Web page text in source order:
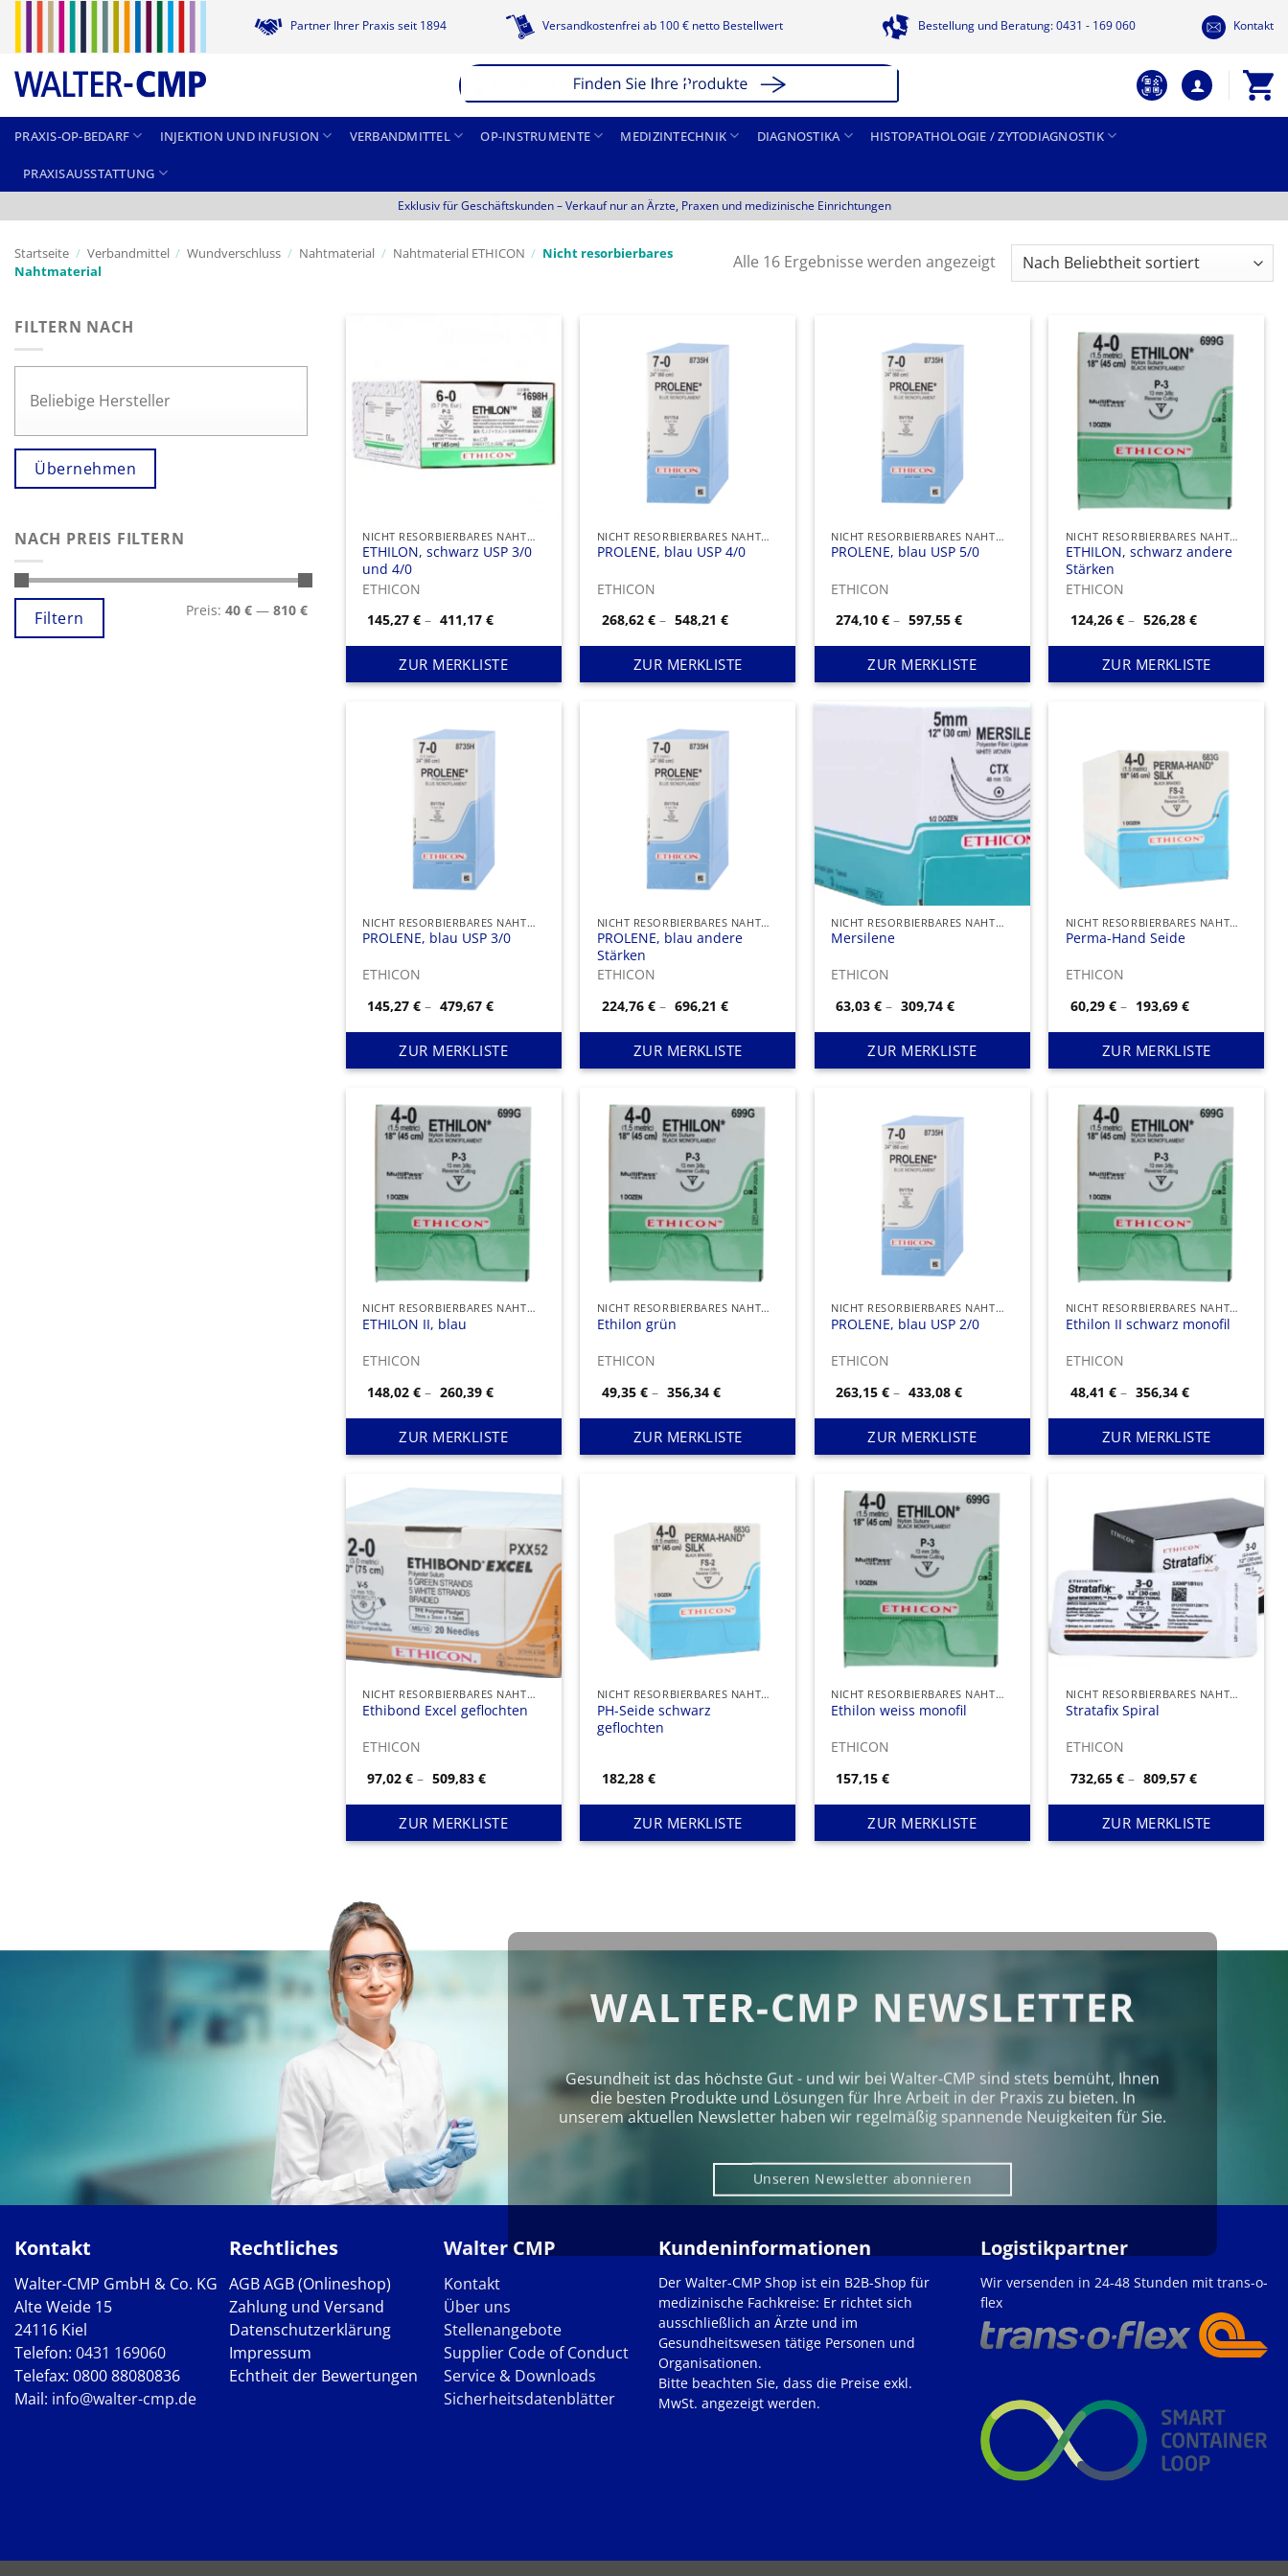
springen
Partner Ihrer Praxis seit 1894 Versandkostenfrei ab 100 € netto Bestellwert Bestellung und Beratung: 0431 - 169 060 Kontakt
PRAXIS-OP-BEDARF INJEKTION UND INFUSION VERBANDMITTEL OP-INSTRUMENTE MEDIZINTECHNIK DIAGNOSTIKA HISTOPATHOLOGIE / ZYTODIAGNOSTIK
PRAXISAUSSTATTUNG
Exklusiv für Geschäftskunden –Verkauf nur an Ärzte, Praxen und medizinische Einrichtungen
Startseite / Verbandmittel / Wundverschluss / Nahtmaterial / Nahtmaterial ETHICON / Nicht resorbierbares
Nahtmaterial
Alle 16 Ergebnisse werden angezeigtNach
Beliebtheit
FILTERN NACH
Übernehmen
NACH PREIS FILTERN
Min.
Preis
Max.
PreisFiltern Preis: 40 € — 810 €
NICHT RESORBIERBARES NAHTMATERIAL
ETHILON, schwarz USP 3/0
und 4/0
ETHICON
145,27€ – 411,17€Preisspanne:
bis
411,17 €
ZUR MERKLISTE
NICHT RESORBIERBARES NAHTMATERIAL
PROLENE, blau USP 4/0
ETHICON
268,62 € – 548,21 €Preisspanne:
bis
548,21 €
ZUR MERKLISTE
NICHT RESORBIERBARES NAHTMATERIAL
PROLENE, blau USP 5/0
ETHICON
274,10€ – 597,55€Preisspanne:
bis
597,55 €
ZUR MERKLISTE
NICHT RESORBIERBARES NAHTMATERIAL
ETHILON, schwarz andere
Stärken
ETHICON
124,26 € – 526,28 €Preisspanne:
bis
526,28 €
ZUR MERKLISTE
NICHT RESORBIERBARES NAHTMATERIAL
PROLENE, blau USP 3/0
ETHICON
145,27€ – 479,67€Preisspanne:
bis
479,67 €
ZUR MERKLISTE
NICHT RESORBIERBARES NAHTMATERIAL
PROLENE, blau andere
Stärken
ETHICON
224,76 € – 696,21 €Preisspanne:
bis
696,21 €
ZUR MERKLISTE
NICHT RESORBIERBARES NAHTMATERIAL
Mersilene
ETHICON
63,03€ – 309,74€Preisspanne:
bis
309,74 €
ZUR MERKLISTE
NICHT RESORBIERBARES NAHTMATERIAL
Perma-Hand Seide
ETHICON
60,29 € – 193,69 €Preisspanne:
bis
193,69 €
ZUR MERKLISTE
NICHT RESORBIERBARES NAHTMATERIAL
ETHILON II, blau
ETHICON
148,02€ – 260,39€Preisspanne:
bis
260,39 €
ZUR MERKLISTE
NICHT RESORBIERBARES NAHTMATERIAL
Ethilon grün
ETHICON
49,35 € – 356,34 €Preisspanne:
bis
356,34 €
ZUR MERKLISTE
NICHT RESORBIERBARES NAHTMATERIAL
PROLENE, blau USP 2/0
ETHICON
263,15€ – 433,08€Preisspanne:
bis
433,08 €
ZUR MERKLISTE
NICHT RESORBIERBARES NAHTMATERIAL
Ethilon II schwarz monofil
ETHICON
48,41 € – 356,34 €Preisspanne:
bis
356,34 €
ZUR MERKLISTE
NICHT RESORBIERBARES NAHTMATERIAL
Ethibond Excel geflochten
ETHICON
97,02€ – 509,83€Preisspanne:
bis
509,83 €
ZUR MERKLISTE
NICHT RESORBIERBARES NAHTMATERIAL
PH-Seide schwarz
geflochten
182,28 €
ZUR MERKLISTE
NICHT RESORBIERBARES NAHTMATERIAL
Ethilon weiss monofil
ETHICON
157,15€
ZUR MERKLISTE
NICHT RESORBIERBARES NAHTMATERIAL
Stratafix Spiral
ETHICON
732,65 € – 809,57 €Preisspanne:
bis
809,57 €
ZUR MERKLISTE
WALTER-CMP NEWSLETTER
Gesundheit ist das höchste Gut - und wir bei Walter‑CMP sind stets bemüht, Ihnen
die besten Produkte und Lösungen für Ihre Arbeit in der Praxis zu bieten. In
unserem aktuellen Newsletter haben wir regelmäßig spannende Neuigkeiten für Sie.
Unseren Newsletter abonnieren
Kontakt
Walter-CMP GmbH & Co. KG
Alte Weide 15
24116 Kiel
Telefon: 0431 169060
Telefax: 0800 88080836
Mail: info@walter-cmp.de
Rechtliches
AGBAGB (Onlineshop)
Zahlung und Versand
Datenschutzerklärung
Impressum
Echtheit der Bewertungen
Walter CMP
Kontakt
Über uns
Stellenangebote
Supplier Code of Conduct
Service & Downloads
Sicherheitsdatenblätter
Kundeninformationen
Der Walter-CMP Shop ist ein B2B-Shop für
medizinische Fachkreise: Er richtet sich
ausschließlich an Ärzte und im
Gesundheitswesen tätige Personen und
Organisationen.
Bitte beachten Sie, dass die Preise exkl.
MwSt. angezeigt werden.
Logistikpartner
Wir versenden in 24-48 Stunden mit trans-o-
flex